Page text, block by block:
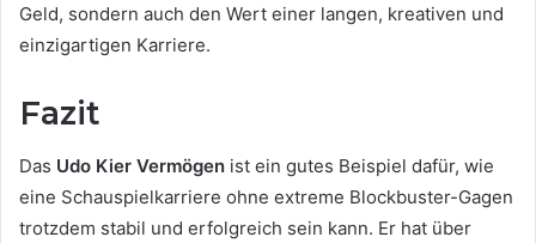
Geld, sondern auch den Wert einer langen, kreativen und
einzigartigen Karriere.
Fazit
Das Udo Kier Vermögen ist ein gutes Beispiel dafür, wie
eine Schauspielkarriere ohne extreme Blockbuster-Gagen
trotzdem stabil und erfolgreich sein kann. Er hat über